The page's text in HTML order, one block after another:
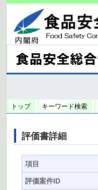
トップ キーワード検索
評価書詳細
項目
評価案件ID